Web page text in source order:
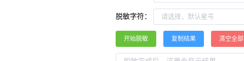
脱敏字符：
开始脱敏 复制结果 清空全部